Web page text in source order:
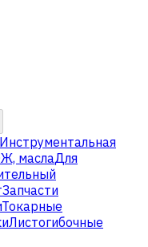
Инструментальная
маслаДля
Запчасти
Токарные
Листогибочные